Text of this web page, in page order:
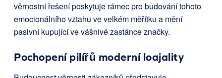
věrnostní řešení poskytuje rámec pro budování tohoto
emocionálního vztahu ve velkém měřítku a mění
pasivní kupující ve vášnivé zastánce značky.
Pochopení pilířů moderní loajality